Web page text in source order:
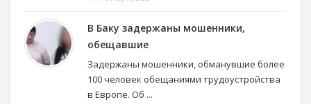
В Баку задержаны мошенники,
обещавшие
Задержаны мошенники, обманувшие более
100 человек обещаниями трудоустройства
в Европе. Об ...